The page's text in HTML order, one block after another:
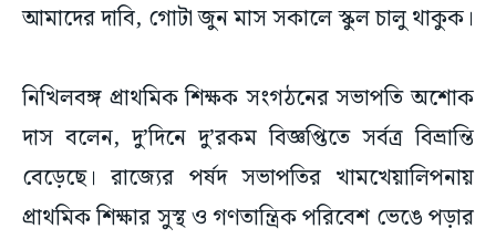
আমাদের দাবি, গোটা জুন মাস সকালে স্কুল চালু থাকুক।
নিখিলবঙ্গ প্রাথমিক শিক্ষক সংগঠনের সভাপতি অশোক
দাস বলেন, দু’দিনে দু’রকম বিজ্ঞপ্তিতে সর্বত্র বিভ্রান্তি
বেড়েছে। রাজ্যের পর্ষদ সভাপতির খামখেয়ালিপনায়
প্রাথমিক শিক্ষার সুস্থ ও গণতান্ত্রিক পরিবেশ ভেঙে পড়ার